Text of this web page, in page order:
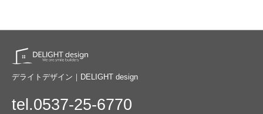
デライトデザイン｜DELIGHT design
tel.0537-25-6770